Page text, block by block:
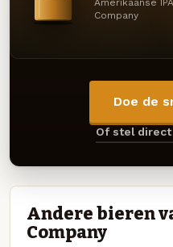
Amerikaanse
Company
Doe de
Of stel
Andere bieren
Company